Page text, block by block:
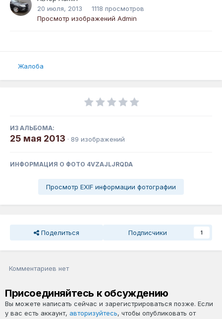
20 июля, 2013
1118 просмотров
Просмотр изображений Admin
Жалоба
ИЗ АЛЬБОМА:
25 мая 2013 · 89 изображений
ИНФОРМАЦИЯ О ФОТО 4VZAJLJRQDA
Просмотр EXIF информации фотографии
Поделиться Подписчики 1
Комментариев нет
Присоединяйтесь к обсуждению
Вы можете написать сейчас и зарегистрироваться позже. Если
у вас есть аккаунт, авторизуйтесь, чтобы опубликовать от